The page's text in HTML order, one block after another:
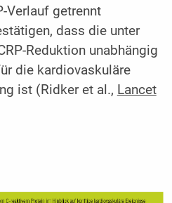
Verlauf getrennt
dass die unter
Reduktion unabhängig
die kardiovaskuläre
ist (Ridker et al., Lancet